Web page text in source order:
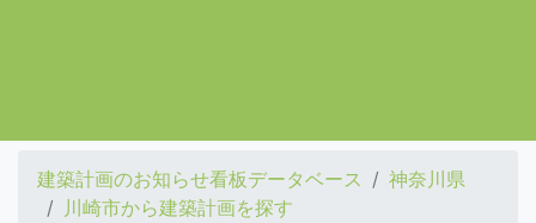
建築計画のお知らせ看板データベース
神奈川県
川崎市から建築計画を探す